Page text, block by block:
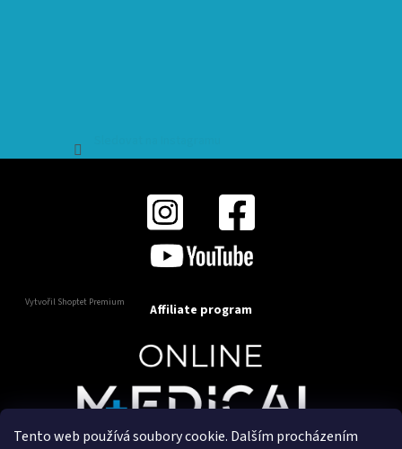
Tento web používá soubory cookie. Dalším procházením
Vytvořil Shoptet Premium Affiliate program